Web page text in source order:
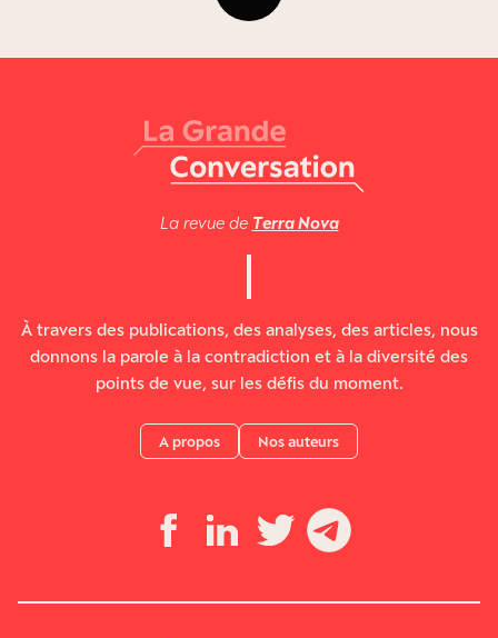
La revue de Terra Nova
À travers des publications, des analyses, des articles, nous
donnons la parole à la contradiction et à la diversité des
points de vue, sur les défis du moment.
A propos Nos auteurs